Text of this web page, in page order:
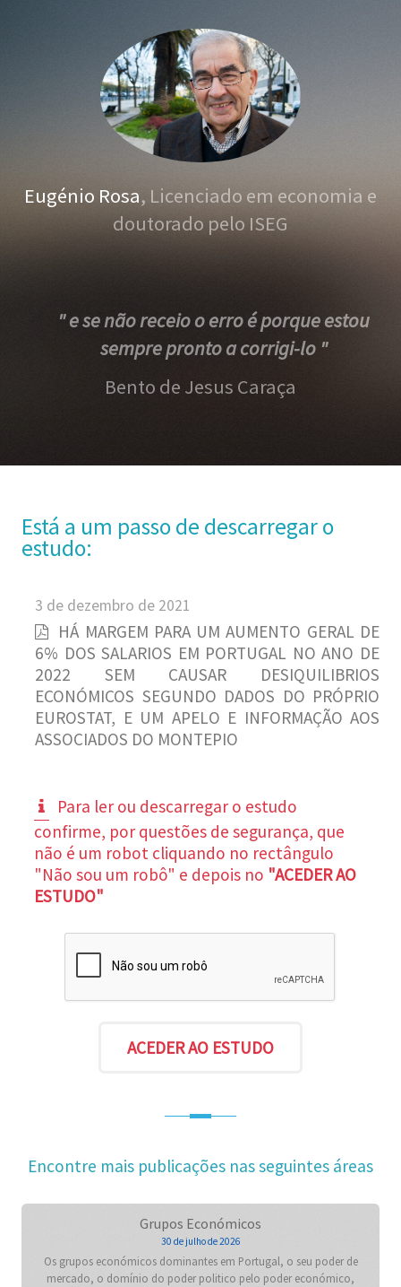
Eugénio Rosa, Licenciado em economia e
doutorado pelo ISEG
" e se não receio o erro é porque estou
sempre pronto a corrigi-lo "
Bento de Jesus Caraça
Está a um passo de descarregar o
estudo:
3 de dezembro de 2021
HÁ MARGEM PARA UM AUMENTO GERAL DE
6% DOS SALARIOS EM PORTUGAL NO ANO DE
2022 SEM CAUSAR DESIQUILIBRIOS
ECONÓMICOS SEGUNDO DADOS DO PRÓPRIO
EUROSTAT, E UM APELO E INFORMAÇÃO AOS
ASSOCIADOS DO MONTEPIO
Para ler ou descarregar o estudo
confirme, por questões de segurança, que
não é um robot cliquando no rectângulo
"Não sou um robô" e depois no "ACEDER AO
ESTUDO"
Encontre mais publicações nas seguintes áreas
Grupos Económicos
30 de julho de 2026
Os grupos económicos dominantes em Portugal, o seu poder de
mercado, o domínio do poder politico pelo poder económico,